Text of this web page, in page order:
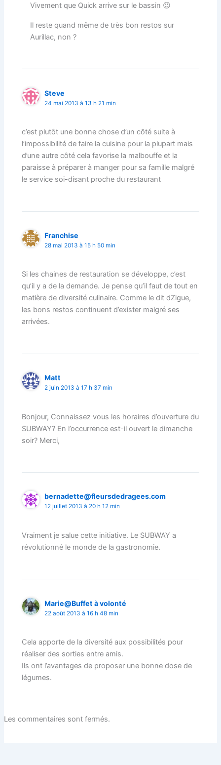
Vivement que Quick arrive sur le bassin 😉
Il reste quand même de très bon restos sur
Aurillac, non ?
Steve
24 mai 2013 à 13 h 21 min
c’est plutôt une bonne chose d’un côté suite à
l’impossibilité de faire la cuisine pour la plupart mais
d’une autre côté cela favorise la malbouffe et la
paraisse à préparer à manger pour sa famille malgré
le service soi-disant proche du restaurant
Franchise
28 mai 2013 à 15 h 50 min
Si les chaines de restauration se développe, c’est
qu’il y a de la demande. Je pense qu’il faut de tout en
matière de diversité culinaire. Comme le dit dZigue,
les bons restos continuent d’exister malgré ses
arrivées.
Matt
2 juin 2013 à 17 h 37 min
Bonjour, Connaissez vous les horaires d’ouverture du
SUBWAY? En l’occurrence est-il ouvert le dimanche
soir? Merci,
bernadette@fleursdedragees.com
12 juillet 2013 à 20 h 12 min
Vraiment je salue cette initiative. Le SUBWAY a
révolutionné le monde de la gastronomie.
Marie@Buffet à volonté
22 août 2013 à 16 h 48 min
Cela apporte de la diversité aux possibilités pour
réaliser des sorties entre amis.
Ils ont l’avantages de proposer une bonne dose de
légumes.
Les commentaires sont fermés.